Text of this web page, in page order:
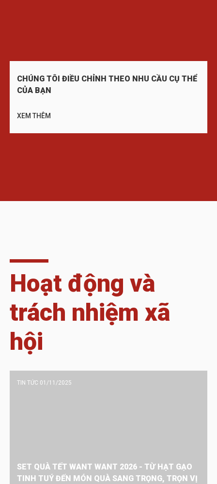
CHÚNG TÔI ĐIỀU CHỈNH THEO NHU CẦU CỤ THỂ
CỦA BẠN
XEM THÊM
Hoạt động và
trách nhiệm xã
hội
TIN TỨC 01/11/2025
SET QUÀ TẾT WANT WANT 2026 - TỪ HẠT GẠO
TINH TUÝ ĐẾN MÓN QUÀ SANG TRỌNG, TRỌN VỊ